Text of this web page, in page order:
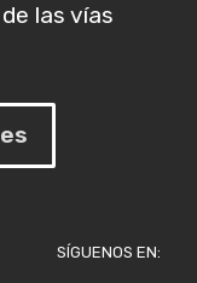
las vías
SÍGUENOS EN: